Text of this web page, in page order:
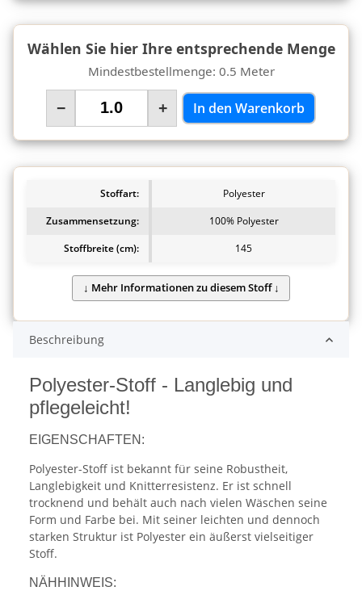
Wählen Sie hier Ihre entsprechende Menge
Mindestbestellmenge: 0.5 Meter
− + In den Warenkorb
Stoffart:
Polyester
Zusammensetzung:
100% Polyester
Stoffbreite (cm):
145
Beschreibung
Polyester-Stoff - Langlebig und
pflegeleicht!
EIGENSCHAFTEN:
Polyester-Stoff ist bekannt für seine Robustheit,
Langlebigkeit und Knitterresistenz. Er ist schnell
trocknend und behält auch nach vielen Wäschen seine
Form und Farbe bei. Mit seiner leichten und dennoch
starken Struktur ist Polyester ein äußerst vielseitiger
Stoff.
NÄHHINWEIS: